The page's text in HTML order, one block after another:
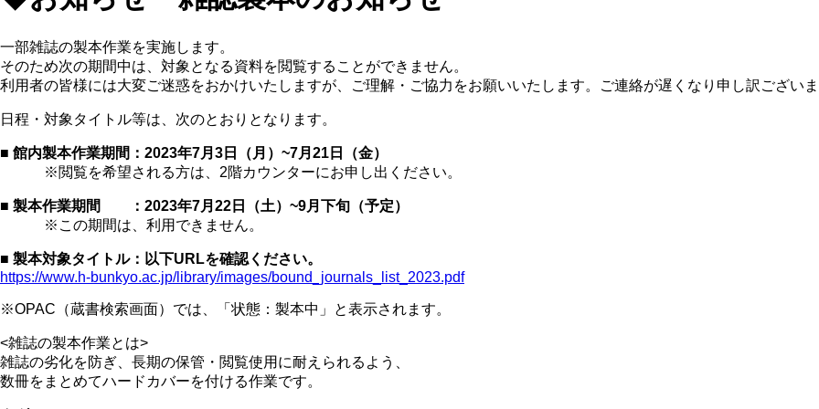
一部雑誌の製本作業を実施します。
そのため次の期間中は、対象となる資料を閲覧することができません。
利用者の皆様には大変ご迷惑をおかけいたしますが、ご理解・ご協力をお願いいたします。ご連絡が遅くなり申し訳ござい
日程・対象タイトル等は、次のとおりとなります。
■ 館内製本作業期間：2023年7月3日（月）~7月21日（金）
※閲覧を希望される方は、2階カウンターにお申し出ください。
■ 製本作業期間 ：2023年7月22日（土）~9月下旬（予定）
※この期間は、利用できません。
■ 製本対象タイトル：以下URLを確認ください。
https://www.h-bunkyo.ac.jp/library/images/bound_journals_list_2023.pdf
※OPAC（蔵書検索画面）では、「状態：製本中」と表示されます。
<雑誌の製本作業とは>
雑誌の劣化を防ぎ、長期の保管・閲覧使用に耐えられるよう、
数冊をまとめてハードカバーを付ける作業です。